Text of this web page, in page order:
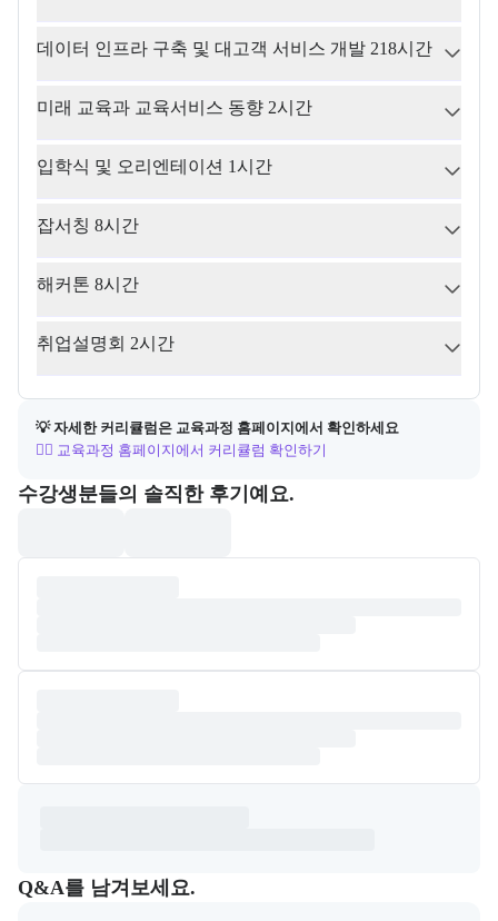
데이터 인프라 구축 및 대고객 서비스 개발 218시간
미래 교육과 교육서비스 동향 2시간
입학식 및 오리엔테이션 1시간
잡서칭 8시간
해커톤 8시간
취업설명회 2시간
💡 자세한 커리큘럼은 교육과정 홈페이지에서 확인하세요
👉🏻 교육과정 홈페이지에서 커리큘럼 확인하기
포폴&후기
수강생분들의 솔직한 후기예요.
Q&A
캠프 관련 질문과 답변 목록을 확인하고, 질문을 작성할 수 있다.
Q&A를 남겨보세요.